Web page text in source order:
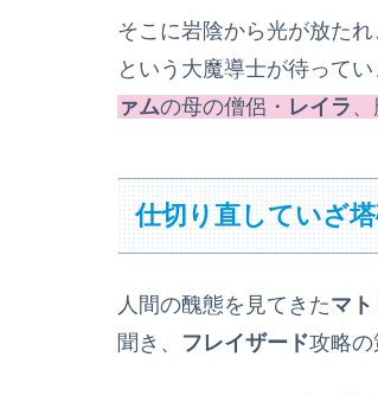
そこに岩陰から光が放たれ
という大魔導士が待ってい
ァムの母の僧侶・ レイラ 、
仕切り直していざ塔
人間の醜態を見てきたマト
聞き、 フレイザード攻略の